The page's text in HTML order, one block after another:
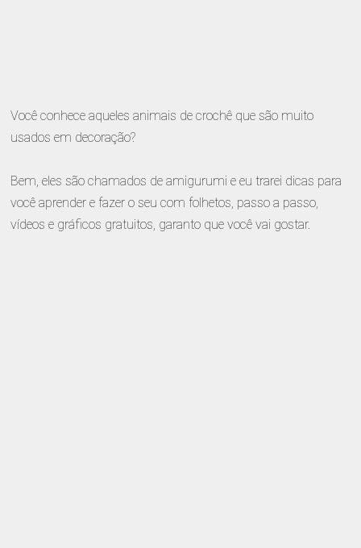
Você conhece aqueles animais de crochê que são muito
usados ​​em decoração?
Bem, eles são chamados de amigurumi e eu trarei dicas para
você aprender e fazer o seu com folhetos, passo a passo,
vídeos e gráficos gratuitos, garanto que você vai gostar.